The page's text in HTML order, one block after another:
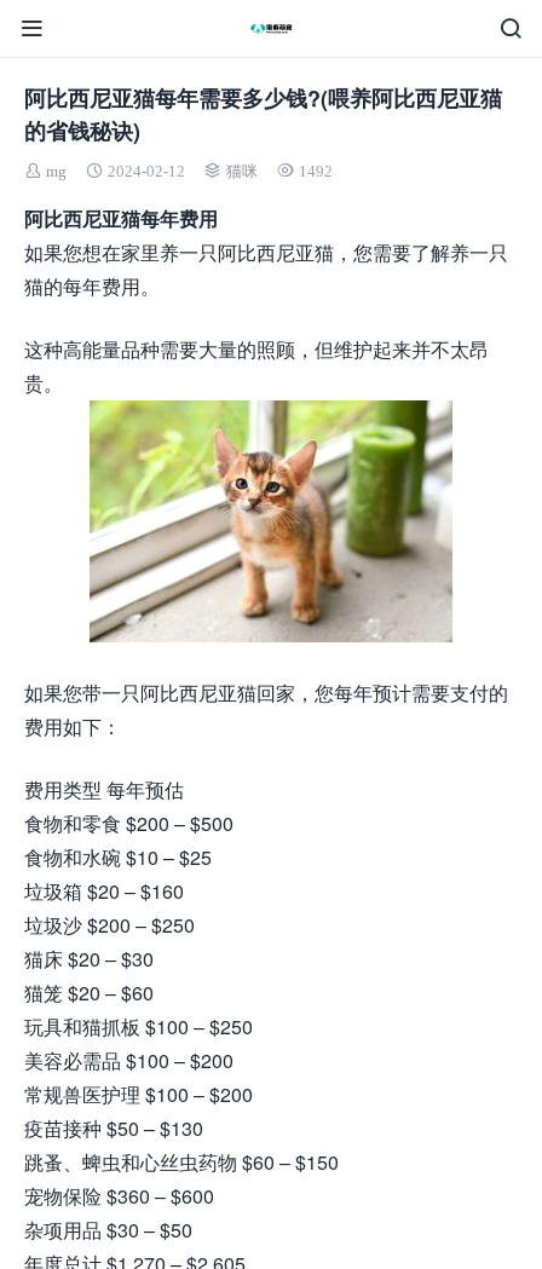
阿比西尼亚猫每年需要多少钱?(喂养阿比西尼亚猫
的省钱秘诀)
mg 2024-02-12 猫咪 1492
阿比西尼亚猫每年费用
如果您想在家里养一只阿比西尼亚猫，您需要了解养一只
猫的每年费用。
这种高能量品种需要大量的照顾，但维护起来并不太昂
贵。
如果您带一只阿比西尼亚猫回家，您每年预计需要支付的
费用如下：
费用类型 每年预估
食物和零食 $200 – $500
食物和水碗 $10 – $25
垃圾箱 $20 – $160
垃圾沙 $200 – $250
猫床 $20 – $30
猫笼 $20 – $60
玩具和猫抓板 $100 – $250
美容必需品 $100 – $200
常规兽医护理 $100 – $200
疫苗接种 $50 – $130
跳蚤、蜱虫和心丝虫药物 $60 – $150
宠物保险 $360 – $600
杂项用品 $30 – $50